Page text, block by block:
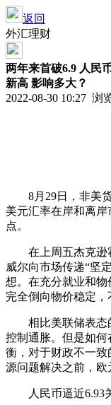
返回
外汇理财
两年来首破6.9 人民
新高 影响多大？
2022-08-30 10:27 浏
8月29日，非美货
美元汇率在岸和离岸
点。
在上周五杰克逊霍
威尔向市场传递“坚
想。在充分就业和
完全倒向物价稳定，
相比美联储表态的
控制通胀。但是如
衡，对于财政不一
源问题解决之前，欧
人民币逼近6.93